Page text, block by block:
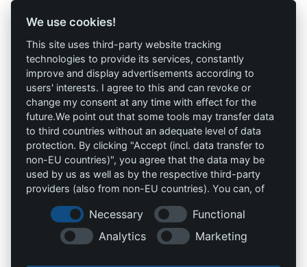
Profi-Marken
AAV Arbeitsschutz
GmbH
Allprotec® Just work
safe
Omniprotect –
Onlineshop
Marketing
AGB`s
Datenschutz
Impressum
Kontakt
info@die-schutzprofis.de
We use cookies!
This site uses third-party website tracking
technologies to provide its services, constantly
improve and display advertisements according to
users' interests. I agree to this and can revoke or
change my consent at any time with effect for the
future.We point out that some tools may transfer data
to third countries without an adequate level of data
protection. By clicking "Accept (incl. data transfer to
non-EU countries)", you agree that the data may be
used by us as well as by the respective third-party
providers (also from non-EU countries). You can, of
Necessary
Functional
Analytics
Marketing